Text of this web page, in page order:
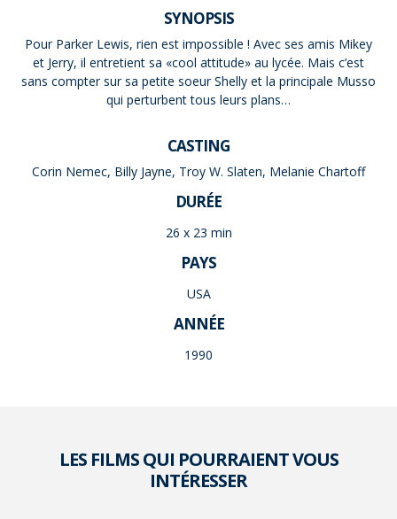
SYNOPSIS
Pour Parker Lewis, rien est impossible ! Avec ses amis Mikey
et Jerry, il entretient sa «cool attitude» au lycée. Mais c’est
sans compter sur sa petite soeur Shelly et la principale Musso
qui perturbent tous leurs plans…
CASTING
Corin Nemec, Billy Jayne, Troy W. Slaten, Melanie Chartoff
DURÉE
26 x 23 min
PAYS
USA
ANNÉE
1990
LES FILMS QUI POURRAIENT VOUS
INTÉRESSER